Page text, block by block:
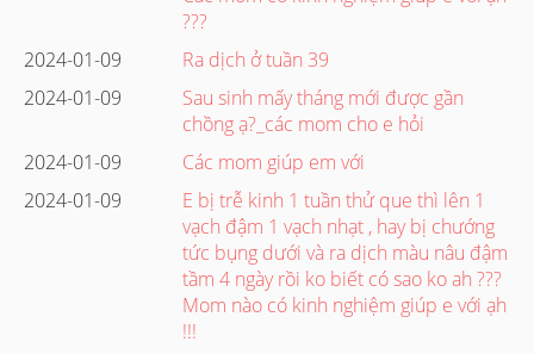
???
2024-01-09
Ra dịch ở tuần 39
2024-01-09
Sau sinh mấy tháng mới được gần
chồng ạ?_các mom cho e hỏi
2024-01-09
Các mom giúp em với
2024-01-09
E bị trễ kinh 1 tuần thử que thì lên 1
vạch đậm 1 vạch nhạt , hay bị chướng
tức bụng dưới và ra dịch màu nâu đậm
tầm 4 ngày rồi ko biết có sao ko ah ???
Mom nào có kinh nghiệm giúp e với ạh
!!!